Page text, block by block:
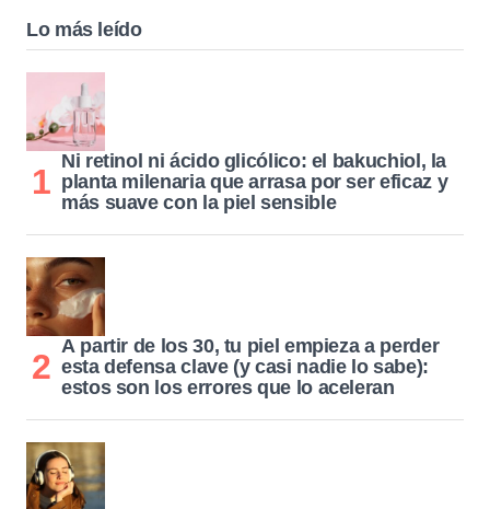
Lo más leído
Ni retinol ni ácido glicólico: el bakuchiol, la
planta milenaria que arrasa por ser eficaz y
más suave con la piel sensible
A partir de los 30, tu piel empieza a perder
esta defensa clave (y casi nadie lo sabe):
estos son los errores que lo aceleran